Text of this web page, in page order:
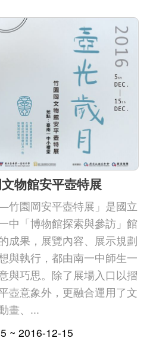
物館安平壺特展
竹園岡安平壺特展」是國立
中「博物館探索與參訪」館
成果，展覽內容、展示規劃
與執行，都由南一中師生一
與巧思。除了展場入口以摺
壺意象外，更融合運用了文
畫、...
~ 2016-12-15